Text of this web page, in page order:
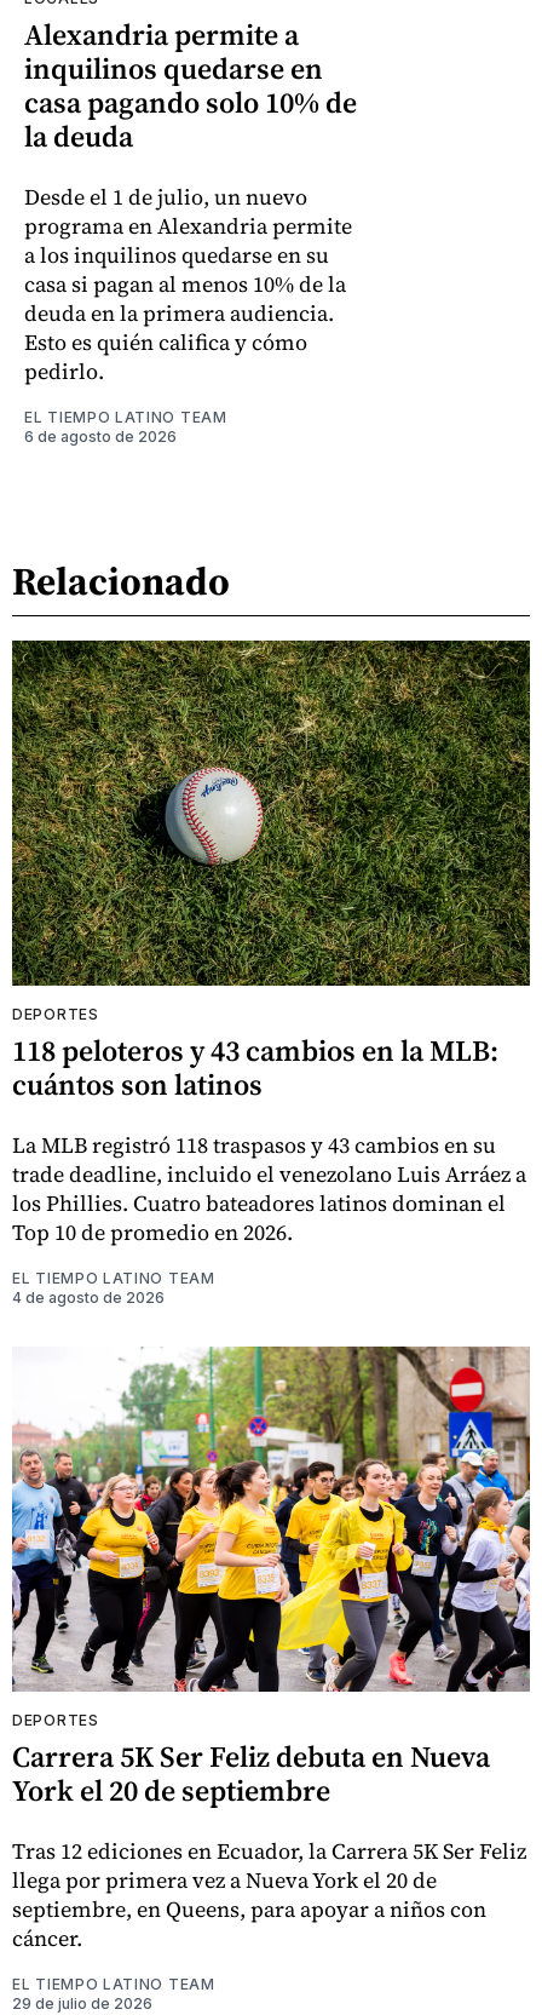
Alexandria permite a
inquilinos quedarse en
casa pagando solo 10% de
la deuda
Desde el 1 de julio, un nuevo
programa en Alexandria permite
a los inquilinos quedarse en su
casa si pagan al menos 10% de la
deuda en la primera audiencia.
Esto es quién califica y cómo
pedirlo.
EL TIEMPO LATINO TEAM
6 de agosto de 2026
Relacionado
DEPORTES
118 peloteros y 43 cambios en la MLB:
cuántos son latinos
La MLB registró 118 traspasos y 43 cambios en su
trade deadline, incluido el venezolano Luis Arráez a
los Phillies. Cuatro bateadores latinos dominan el
Top 10 de promedio en 2026.
EL TIEMPO LATINO TEAM
4 de agosto de 2026
DEPORTES
Carrera 5K Ser Feliz debuta en Nueva
York el 20 de septiembre
Tras 12 ediciones en Ecuador, la Carrera 5K Ser Feliz
llega por primera vez a Nueva York el 20 de
septiembre, en Queens, para apoyar a niños con
cáncer.
EL TIEMPO LATINO TEAM
29 de julio de 2026